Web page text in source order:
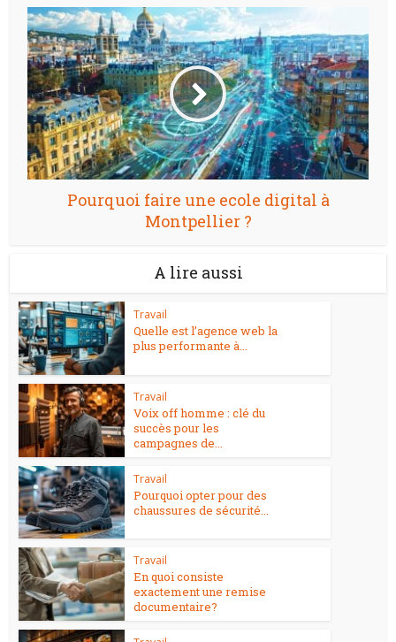
Pourquoi faire une ecole digital à
Montpellier ?
A lire aussi
Travail
Quelle est l’agence web la
plus performante à...
Travail
Voix off homme : clé du
succès pour les
campagnes de...
Travail
Pourquoi opter pour des
chaussures de sécurité...
Travail
En quoi consiste
exactement une remise
documentaire?